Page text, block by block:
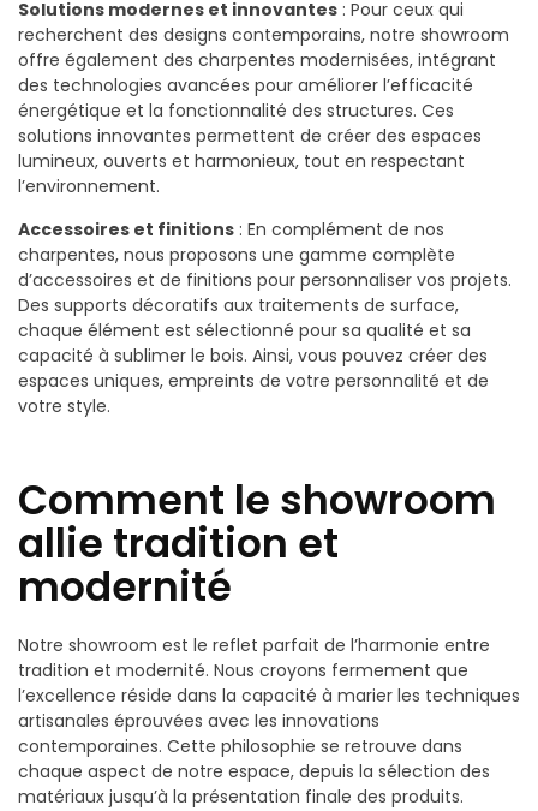
Solutions modernes et innovantes : Pour ceux qui
recherchent des designs contemporains, notre showroom
offre également des charpentes modernisées, intégrant
des technologies avancées pour améliorer l’efficacité
énergétique et la fonctionnalité des structures. Ces
solutions innovantes permettent de créer des espaces
lumineux, ouverts et harmonieux, tout en respectant
l’environnement.
Accessoires et finitions : En complément de nos
charpentes, nous proposons une gamme complète
d’accessoires et de finitions pour personnaliser vos projets.
Des supports décoratifs aux traitements de surface,
chaque élément est sélectionné pour sa qualité et sa
capacité à sublimer le bois. Ainsi, vous pouvez créer des
espaces uniques, empreints de votre personnalité et de
votre style.
Comment le showroom
allie tradition et
modernité
Notre showroom est le reflet parfait de l’harmonie entre
tradition et modernité. Nous croyons fermement que
l’excellence réside dans la capacité à marier les techniques
artisanales éprouvées avec les innovations
contemporaines. Cette philosophie se retrouve dans
chaque aspect de notre espace, depuis la sélection des
matériaux jusqu’à la présentation finale des produits.